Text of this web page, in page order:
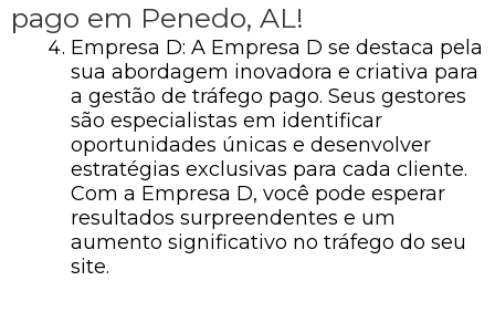
pago em Penedo, AL!
Empresa D: A Empresa D se destaca pela
sua abordagem inovadora e criativa para
a gestão de tráfego pago. Seus gestores
são especialistas em identificar
oportunidades únicas e desenvolver
estratégias exclusivas para cada cliente.
Com a Empresa D, você pode esperar
resultados surpreendentes e um
aumento significativo no tráfego do seu
site.